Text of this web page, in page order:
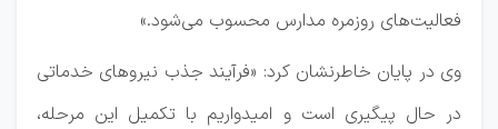
فعالیت‌های روزمره مدارس محسوب می‌شود.»
وی در پایان خاطرنشان کرد: «فرآیند جذب نیروهای خدماتی
در حال پیگیری است و امیدواریم با تکمیل این مرحله،